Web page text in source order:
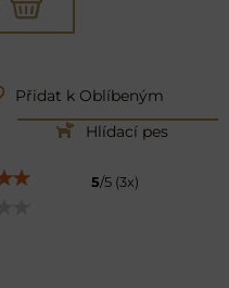
Přidat k Oblíbeným
Hlídací pes
5/5 (3x)